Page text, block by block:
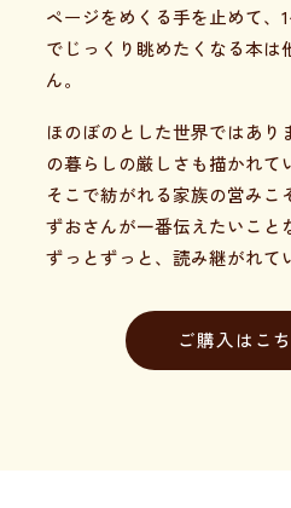
ページをめくる手を止めて、
でじっくり眺めたくなる本は
ん。
ほのぼのとした世界ではあり
の暮らしの厳しさも描かれて
そこで紡がれる家族の営みこ
ずおさんが一番伝えたいこと
ずっとずっと、読み継がれて
ご購入はこ